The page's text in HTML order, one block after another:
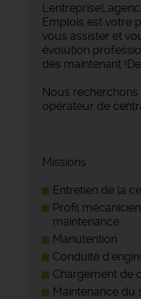
Emplois est votre
vous assister et
évolution
dès maintenant
Nous
opérateur de
Missions :
Entretien de la
Profil
maintenance
Manutention
Conduite
Chargement de
Maintenance du